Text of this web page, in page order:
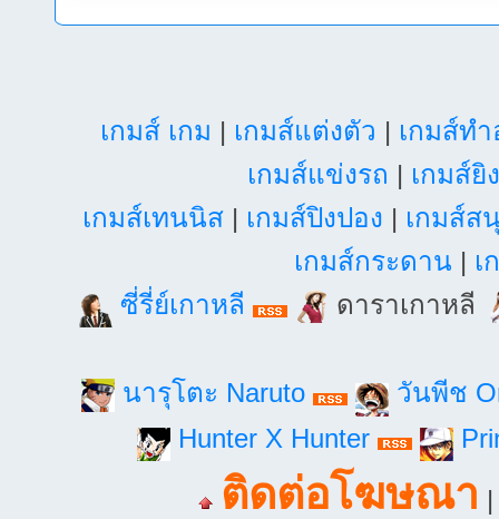
เกมส์ เกม | เกมส์แต่งตัว | เกมส์ท
เกมส์แข่งรถ | เกมส์ยิ
เกมส์เทนนิส| เกมส์ปิงปอง | เกมส์ส
เกมส์กระดาน | เ
ซี่รี่ย์เกาหลี
ดาราเกาหลี
นารุโตะ Naruto
วันพีช
Hunter X Hunter
ติดต่อโฆษณา